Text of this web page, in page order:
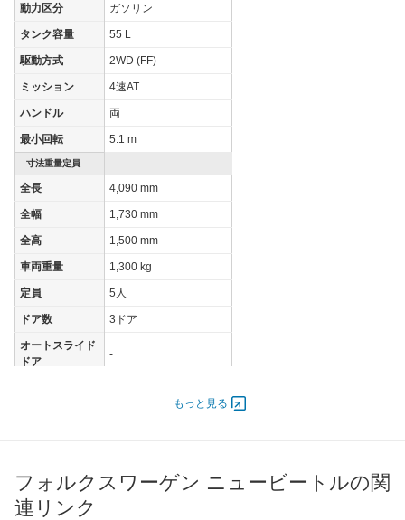
動力区分 ガソリン
タンク容量 55 L
駆動方式 2WD (FF)
ミッション 4速AT
ハンドル 両
最小回転 5.1 m
寸法重量定員
全長 4,090 mm
全幅 1,730 mm
全高 1,500 mm
車両重量 1,300 kg
定員 5人
ドア数 3ドア
オートスライド
ドア
-
85.30 [116]/ 5,200
タイヤ
前輪サイズ
もっと見る
フォルクスワーゲン ニュービートルの関
連リンク